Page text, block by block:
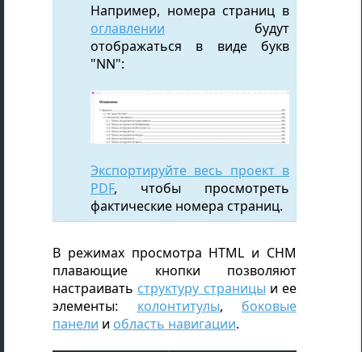
Например, номера страниц в
оглавлении будут
отображаться в виде букв
"NN":
Экспортируйте весь проект в
PDF, чтобы просмотреть
фактические номера страниц.
В режимах просмотра HTML и CHM
плавающие кнопки позволяют
настраивать структуру страницы и ее
элементы: колонтитулы, боковые
панели и область навигации.